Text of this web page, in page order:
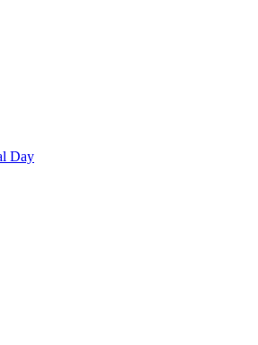
Day